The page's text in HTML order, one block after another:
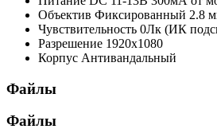
Объектив Фиксированный 2.8
Чувствительность 0Лк (ИК
Разрешение 1920х1080
Корпус Антивандальный
Файлы
Файлы